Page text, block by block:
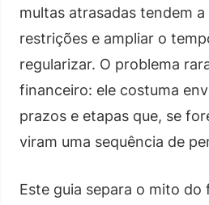
multas atrasadas tendem
restrições e ampliar o
regularizar. O problema
financeiro: ele costuma
prazos e etapas que, se
viram uma sequência de
Este guia separa o mito